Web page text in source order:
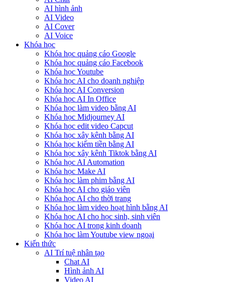
AI hình ảnh
AI Video
AI Cover
AI Voice
Khóa học
Khóa học quảng cáo Google
Khóa học quảng cáo Facebook
Khóa học Youtube
Khóa học AI cho doanh nghiệp
Khóa học AI Conversion
Khóa học AI In Office
Khóa học làm video bằng AI
Khóa học Midjourney AI
Khóa học edit video Capcut
Khóa học xây kênh bằng AI
Khóa học kiếm tiền bằng AI
Khóa học xây kênh Tiktok bằng AI
Khóa học AI Automation
Khóa học Make AI
Khóa học làm phim bằng AI
Khóa học AI cho giáo viên
Khóa học AI cho thời trang
Khóa học làm video hoạt hình bằng AI
Khóa học AI cho học sinh, sinh viên
Khóa hoc AI trong kinh doanh
Khóa học làm Youtube view ngoại
Kiến thức
AI Trí tuệ nhân tạo
Chat AI
Hình ảnh AI
Video AI